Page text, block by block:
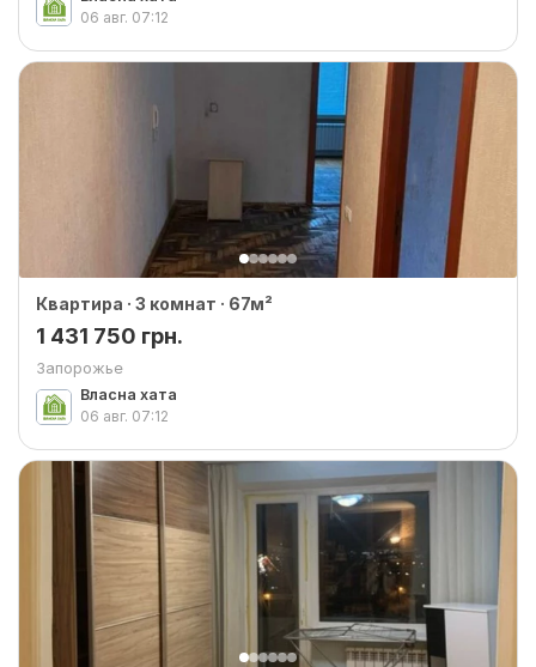
06 авг. 07:12
Квартира · 3 комнат · 67м²
1 431 750 грн.
Запорожье
Власна хата
06 авг. 07:12